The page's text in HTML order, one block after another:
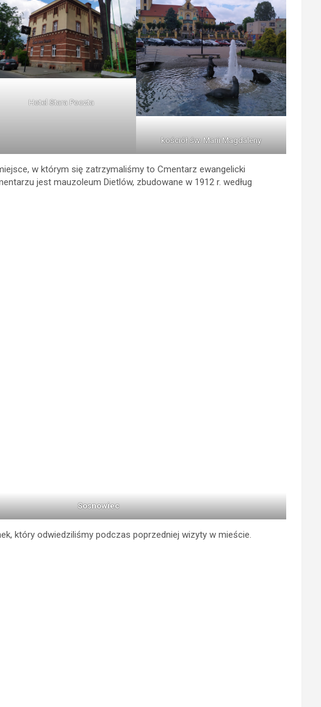
Hotel Stara Poczta
kościół św. Marii Magdaleny
w którym się zatrzymaliśmy to Cmentarz ewangelicki
jest mauzoleum Dietlów, zbudowane w 1912 r. według
Sosnowiec
który odwiedziliśmy podczas poprzedniej wizyty w mieście.